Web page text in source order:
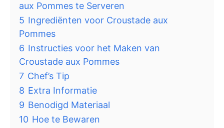
aux Pommes te Serveren
5 Ingrediënten voor Croustade aux
Pommes
6 Instructies voor het Maken van
Croustade aux Pommes
7 Chef’s Tip
8 Extra Informatie
9 Benodigd Materiaal
10 Hoe te Bewaren